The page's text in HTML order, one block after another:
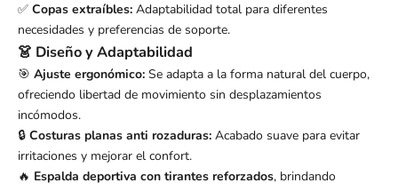
✅ Copas extraíbles: Adaptabilidad total para diferentes
necesidades y preferencias de soporte.
👗 Diseño y Adaptabilidad
🎯 Ajuste ergonómico: Se adapta a la forma natural del cuerpo,
ofreciendo libertad de movimiento sin desplazamientos
incómodos.
🔒 Costuras planas anti rozaduras: Acabado suave para evitar
irritaciones y mejorar el confort.
🔥 Espalda deportiva con tirantes reforzados, brindando